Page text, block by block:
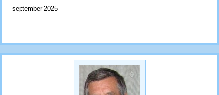
september 2025